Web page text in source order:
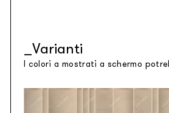
Varianti
I colori a mostrati a schermo